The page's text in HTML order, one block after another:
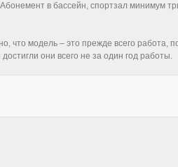
в бассейн, спортзал минимум
что модель – это прежде всего
они всего не за один год работы.